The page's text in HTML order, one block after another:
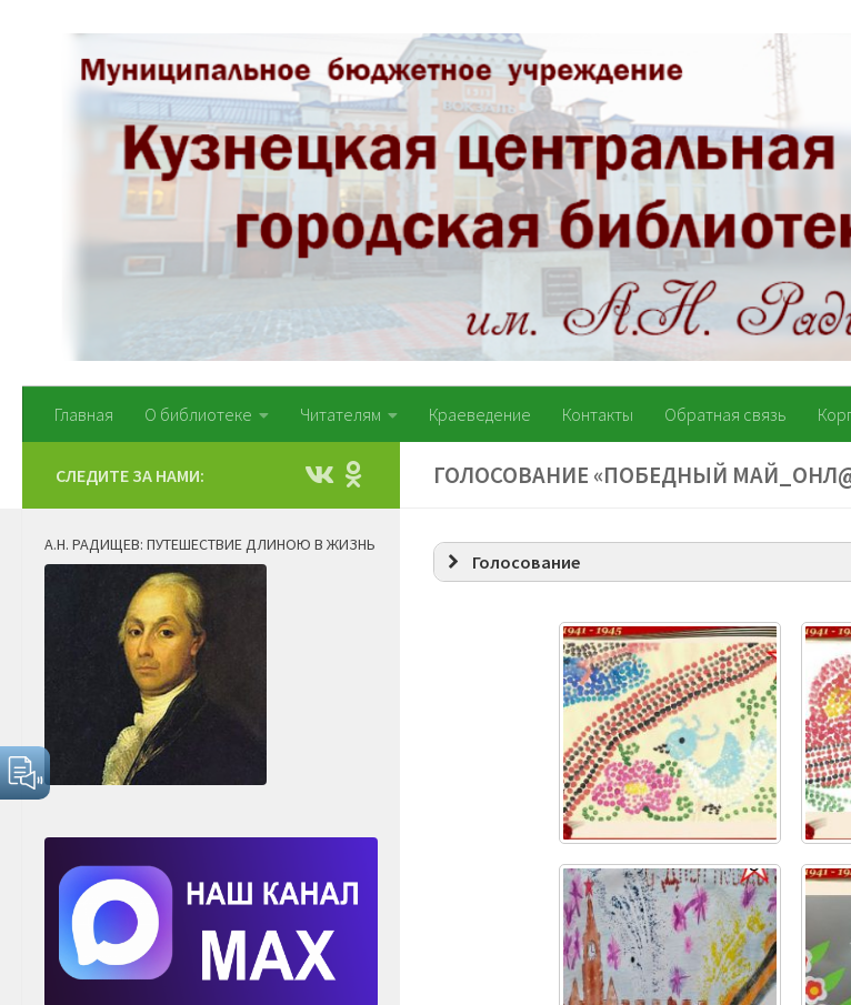
Перейти к содержимому
Главная О библиотеке Читателям Краеведение Контакты Обратная связь
ГОЛОСОВАНИЕ «ПОБЕДНЫЙ
Голосование
СЛЕДИТЕ ЗА НАМИ:
А.Н. РАДИЩЕВ: ПУТЕШЕСТВИЕ ДЛИНОЮ В ЖИЗНЬ